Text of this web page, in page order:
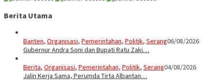
Berita Utama
Banten, Organisasi, Pemerintahan, Politik, Serang06/08/2026
Gubernur Andra Soni dan Bupati Ratu Zaki…
Berita, Organisasi, Pemerintahan, Politik, Serang04/08/2026
Jalin Kerja Sama, Perumda Tirta Albantan…